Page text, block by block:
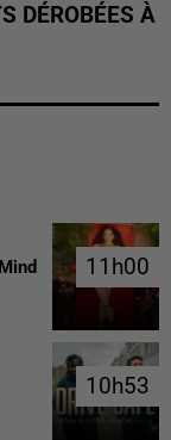
DÉROBÉES À
11h00
11h00
10h53
10h53